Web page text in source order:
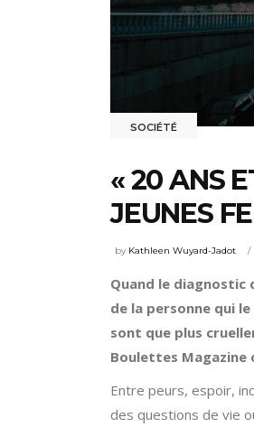
SOCIÉTÉ
« 20 ANS
JEUNES
by Kathleen Wuyard-Jadot
Quand le diagnostic
de la personne qui
sont que plus
Boulettes
Entre peurs, espoir,
des questions de vie